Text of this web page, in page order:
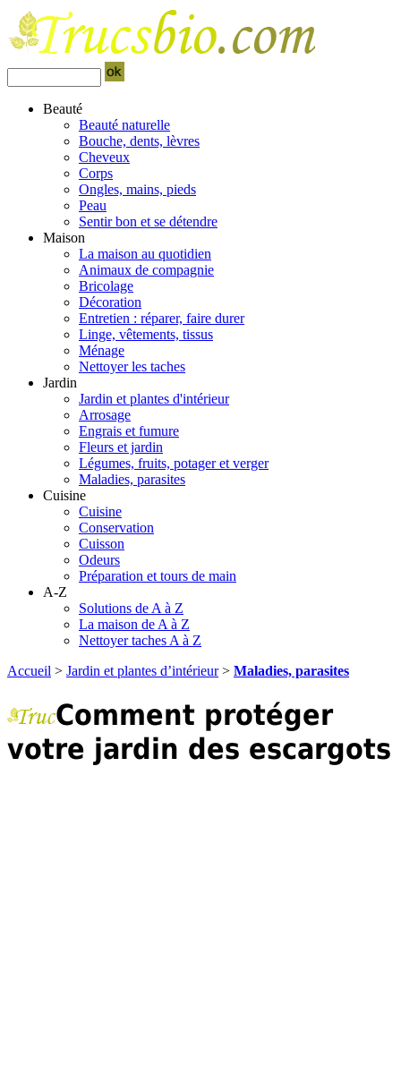
Beauté
Beauté naturelle
Bouche, dents, lèvres
Cheveux
Corps
Ongles, mains, pieds
Peau
Sentir bon et se détendre
Maison
La maison au quotidien
Animaux de compagnie
Bricolage
Décoration
Entretien : réparer, faire durer
Linge, vêtements, tissus
Ménage
Nettoyer les taches
Jardin
Jardin et plantes d'intérieur
Arrosage
Engrais et fumure
Fleurs et jardin
Légumes, fruits, potager et verger
Maladies, parasites
Cuisine
Cuisine
Conservation
Cuisson
Odeurs
Préparation et tours de main
A-Z
Solutions de A à Z
La maison de A à Z
Nettoyer taches A à Z
Accueil > Jardin et plantes d’intérieur> Maladies, parasites
Comment protéger
votre jardin des escargots